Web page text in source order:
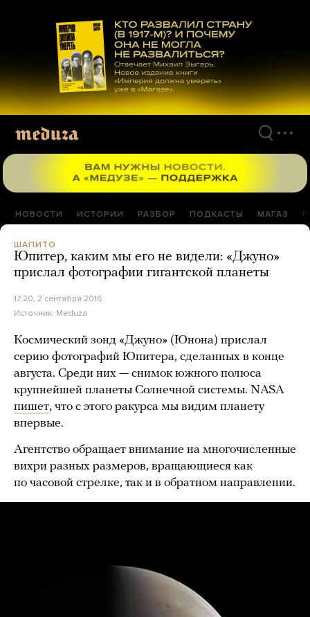
материалам
НОВОСТИ ИСТОРИИ РАЗБОР ПОДКАСТЫ МАГАЗ
ШАПИТО
Юпитер, каким мы его не видели: «Джуно»
прислал фотографии гигантской планеты
17:20, 2 сентября 2016
Источник: Meduza
Космический зонд «Джуно» (Юнона) прислал
серию фотографий Юпитера, сделанных в конце
августа. Среди них — снимок южного полюса
крупнейшей планеты Солнечной системы. NASA
пишет, что с этого ракурса мы видим планету
впервые.
Агентство обращает внимание на многочисленные
вихри разных размеров, вращающиеся как
по часовой стрелке, так и в обратном направлении.